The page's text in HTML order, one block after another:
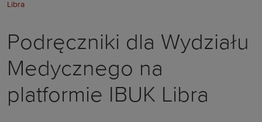
Libra
Podręczniki dla Wydziału
Medycznego na
platformie IBUK Libra